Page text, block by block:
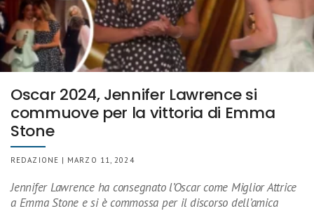
Oscar 2024, Jennifer Lawrence si
commuove per la vittoria di Emma
Stone
REDAZIONE | MARZO 11, 2024
Jennifer Lawrence ha consegnato l’Oscar come Miglior Attrice
a Emma Stone e si è commossa per il discorso dell’amica